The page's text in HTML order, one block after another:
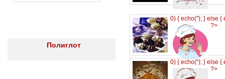
Полиглот
0) { echo(''); } else {
?>
0) { echo(''); } else {
?>